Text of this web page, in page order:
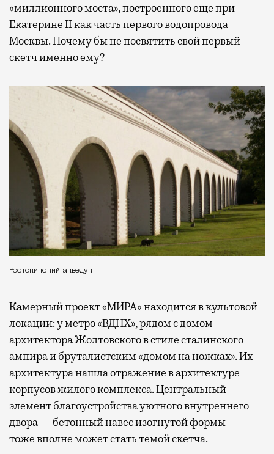
«миллионного моста», построенного еще при
Екатерине II как часть первого водопровода
Москвы. Почему бы не посвятить свой первый
скетч именно ему?
Ростокинский акведук
Камерный проект «МИРА» находится в культовой
локации: у метро «ВДНХ», рядом с домом
архитектора Жолтовского в стиле сталинского
ампира и бруталистским «домом на ножках». Их
архитектура нашла отражение в архитектуре
корпусов жилого комплекса. Центральный
элемент благоустройства уютного внутреннего
двора — бетонный навес изогнутой формы —
тоже вполне может стать темой скетча.